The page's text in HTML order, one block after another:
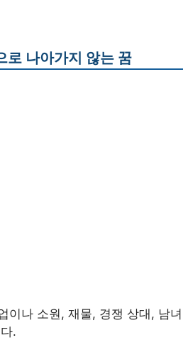
로 나아가지 않는 꿈
이나 소원, 재물, 경쟁 상대, 남
.